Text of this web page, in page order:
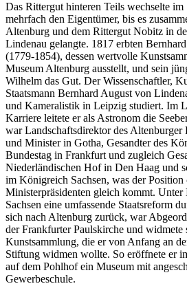
Das Rittergut hinteren Teils wechselte
mehrfach den Eigentümer, bis es
Altenburg und dem Rittergut Nobitz in
Lindenau gelangte. 1817 erbten
(1779-1854), dessen wertvolle
Museum Altenburg ausstellt, und sein
Wilhelm das Gut. Der Wissenschaftler,
Staatsmann Bernhard August von
und Kameralistik in Leipzig studiert. Im
Karriere leitete er als Astronom die
war Landschaftsdirektor des Altenburger
und Minister in Gotha, Gesandter des
Bundestag in Frankfurt und zugleich
Niederländischen Hof in Den Haag und
im Königreich Sachsen, was der Position
Ministerpräsidenten gleich kommt.
Sachsen eine umfassende Staatsreform
sich nach Altenburg zurück, war
der Frankfurter Paulskirche und widmete
Kunstsammlung, die er von Anfang an
Stiftung widmen wollte. So eröffnete er
auf dem Pohlhof ein Museum mit
Gewerbeschule.